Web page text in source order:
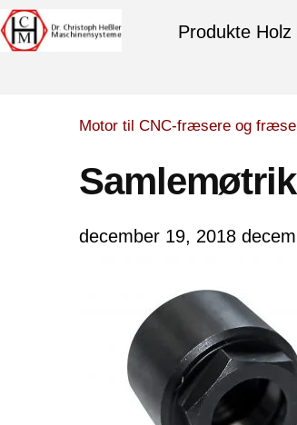
Produkte Holz
Motor til CNC-fræsere og
Samlemøtrik
december 19, 2018